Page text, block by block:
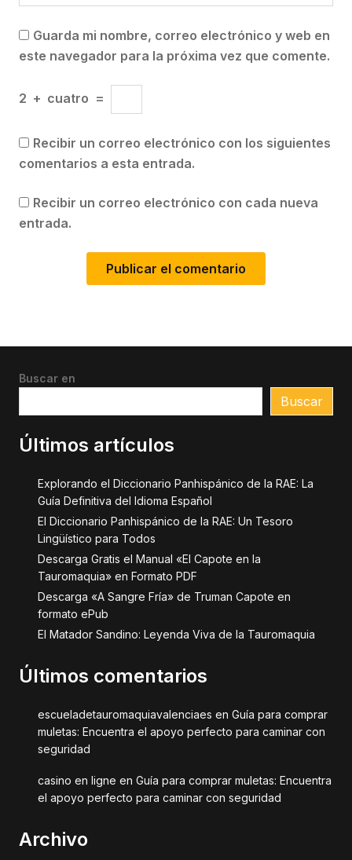
Guarda mi nombre, correo electrónico y web en
este navegador para la próxima vez que comente.
2 + cuatro =
Recibir un correo electrónico con los siguientes
comentarios a esta entrada.
Recibir un correo electrónico con cada nueva
entrada.
Buscar en
Buscar
Últimos artículos
Explorando el Diccionario Panhispánico de la RAE: La
Guía Definitiva del Idioma Español
El Diccionario Panhispánico de la RAE: Un Tesoro
Lingüístico para Todos
Descarga Gratis el Manual «El Capote en la
Tauromaquia» en Formato PDF
Descarga «A Sangre Fría» de Truman Capote en
formato ePub
El Matador Sandino: Leyenda Viva de la Tauromaquia
Últimos comentarios
escueladetauromaquiavalenciaes en Guía para comprar
muletas: Encuentra el apoyo perfecto para caminar con
seguridad
casino en ligne en Guía para comprar muletas: Encuentra
el apoyo perfecto para caminar con seguridad
Archivo